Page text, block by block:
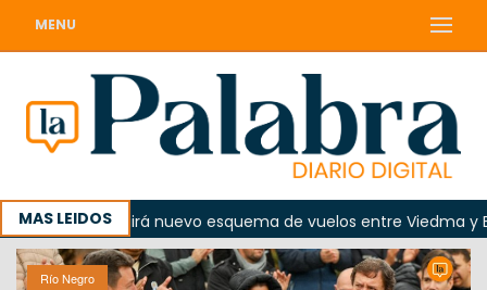
MENU
MAS LEIDOS
regirá nuevo esquema de vuelos entre Viedma y
Río Negro